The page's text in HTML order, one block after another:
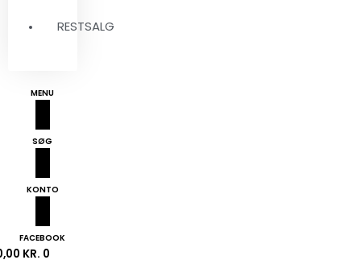
RESTSALG
MENU
SØG
KONTO
FACEBOOK
KR. 0